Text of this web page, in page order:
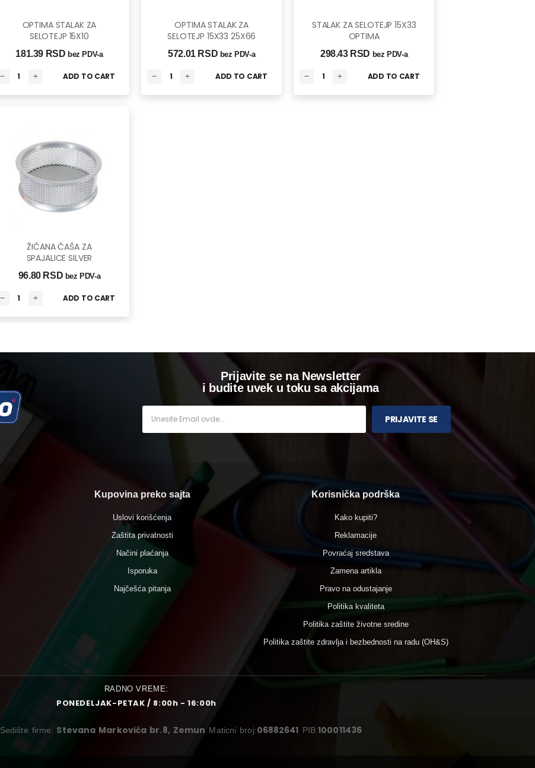
OPTIMA STALAK ZA
SELOTEJP 15X10
181.39 RSD bez PDV-a
ADD TO CART
OPTIMA STALAK ZA
SELOTEJP 15X33 25X66
572.01 RSD bez PDV-a
ADD TO CART
STALAK ZA SELOTEJP 15X33
OPTIMA
298.43 RSD bez PDV-a
ADD TO CART
ŽIČANA ČAŠA ZA
SPAJALICE SILVER
96.80 RSD bez PDV-a
ADD TO CART
Prijavite se na Newsletter
i budite uvek u toku sa akcijama
PRIJAVITE SE
Kupovina preko sajta
Uslovi korišćenja
Zaštita privatnosti
Načini plaćanja
Isporuka
Najčešća pitanja
Korisnička podrška
Kako kupiti?
Reklamacije
Povraćaj sredstava
Zamena artikla
Pravo na odustajanje
Politika kvaliteta
Politika zaštite životne sredine
Politika zaštite zdravlja i bezbednosti na radu (OH&S)
RADNO VREME:
PONEDELJAK-PETAK / 8:00h - 16:00h
Sedište firme: Stevana Markovića br.8, Zemun Maticni broj:06882641 PIB:100011436